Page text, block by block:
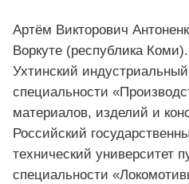
Артём Викторович
Воркуте (республика
Ухтинский
специальности
материалов, изделий и
Российский
технический университет
специальности